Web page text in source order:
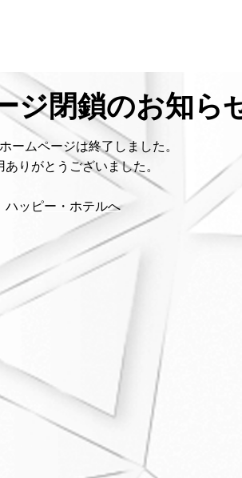
ジ閉鎖のお知ら
ームページは終了しました。
ありがとうございました。
ハッピー・ホテルへ